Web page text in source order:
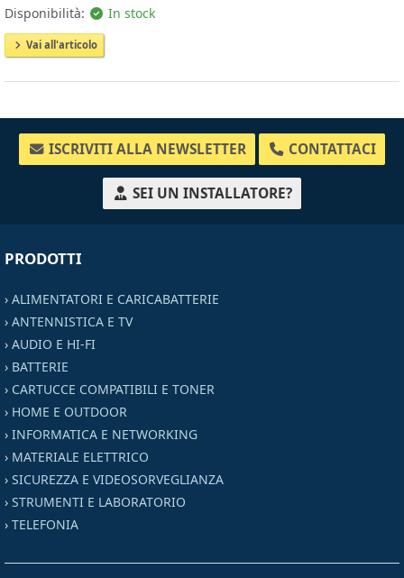
Disponibilità: In stock
Vai all'articolo
ISCRIVITI ALLA NEWSLETTER CONTATTACI
SEI UN INSTALLATORE?
PRODOTTI
› ALIMENTATORI E CARICABATTERIE
› ANTENNISTICA E TV
› AUDIO E HI-FI
› BATTERIE
› CARTUCCE COMPATIBILI E TONER
› HOME E OUTDOOR
› INFORMATICA E NETWORKING
› MATERIALE ELETTRICO
› SICUREZZA E VIDEOSORVEGLIANZA
› STRUMENTI E LABORATORIO
› TELEFONIA